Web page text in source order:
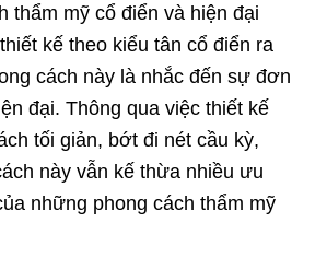
thẩm mỹ cổ điển và hiện đại
kế theo kiểu tân cổ điển ra
cách này là nhắc đến sự đơn
đại. Thông qua việc thiết kế
tối giản, bớt đi nét cầu kỳ,
này vẫn kế thừa nhiều ưu
những phong cách thẩm mỹ